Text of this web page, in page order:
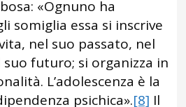
«Ognuno ha
somiglia essa si inscrive
nel suo passato, nel
futuro; si organizza in
L’adolescenza è la
psichica».[8] Il